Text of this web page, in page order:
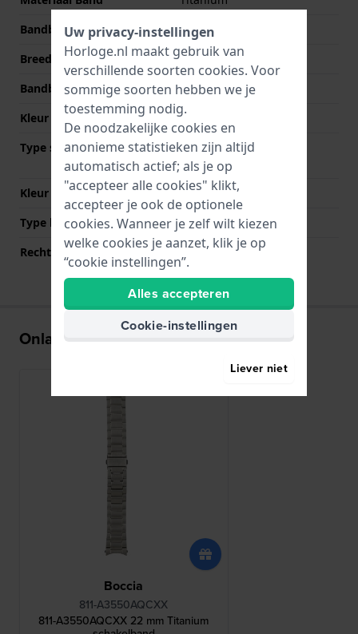
Bandbreedte
22 mm
Breedte bandaanzet
22 mm
Bandbreedte bij sluiting
20 mm
Kleur Band
Grijs
Type sluiting
Vouwsluiting met
drukknoppen
Kleur sluiting
Grijs
Type bevestiging
Bandpennen
Rechte bandaanzet
Nee
Onlangs bekeken
Boccia
811-A3550AQCXX
811-A3550AQCXX 22 mm Titanium
Uw privacy-instellingen
Horloge.nl maakt gebruik van
verschillende soorten cookies. Voor
sommige soorten hebben we je
toestemming nodig.
De noodzakelijke cookies en
anonieme statistieken zijn altijd
automatisch actief; als je op
"accepteer alle cookies" klikt,
accepteer je ook de optionele
cookies. Wanneer je zelf wilt kiezen
welke cookies je aanzet, klik je op
“cookie instellingen”.
Alles accepteren
Cookie-instellingen
Liever niet